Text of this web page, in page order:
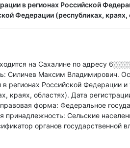
в регионах Российской
Федерации (республиках, краях,
на Сахалине по адресу
Силичев Максим Владимирович.
регионах Российской Федерации и
краях, областях). Дата
форма: Федеральное
принадлежность: Сельские
органов государственной